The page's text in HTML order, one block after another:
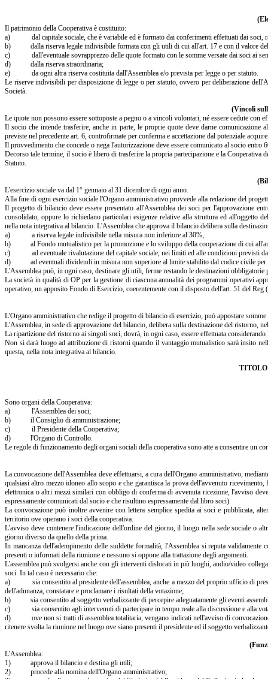
Il patrimonio della Cooperativa è costituito:
a) dal capitale sociale, che è variabile ed è formato dai conferimenti effettuati dai soci,
b) dalla riserva legale indivisibile formata con gli utili di cui all'art. 17 e con il valore delle
c) dall'eventuale sovrapprezzo delle quote formato con le somme versate dai soci ai
d) dalla riserva straordinaria;
e) da ogni altra riserva costituita dall'Assemblea e/o prevista per legge o per statuto.
Le riserve indivisibili per disposizione di legge o per statuto, ovvero per deliberazione
Società.
(Vincoli
Le quote non possono essere sottoposte a pegno o a vincoli volontari, né essere cedute con
Il socio che intende trasferire, anche in parte, le proprie quote deve darne comunicazione
previste nel precedente art. 6, controfirmate per conferma e accettazione dal potenziale
Il provvedimento che concede o nega l'autorizzazione deve essere comunicato al socio entro
Decorso tale termine, il socio è libero di trasferire la propria partecipazione e la
Statuto.
L'esercizio sociale va dal 1° gennaio al 31 dicembre di ogni anno.
Alla fine di ogni esercizio sociale l'Organo amministrativo provvede alla redazione del
Il progetto di bilancio deve essere presentato all'Assemblea dei soci per l'approvazione
consolidato, oppure lo richiedano particolari esigenze relative alla struttura ed all'oggetto
nella nota integrativa al bilancio. L'Assemblea che approva il bilancio delibera sulla
a) a riserva legale indivisibile nella misura non inferiore al 30%;
b) al Fondo mutualistico per la promozione e lo sviluppo della cooperazione di cui
c) ad eventuale rivalutazione del capitale sociale, nei limiti ed alle condizioni previsti
d) ad eventuali dividendi in misura non superiore al limite stabilito dal codice civile per
L'Assemblea può, in ogni caso, destinare gli utili, ferme restando le destinazioni
La società in qualità di OP per la gestione di ciascuna annualità dei programmi operativi
operativo, un apposito Fondo di Esercizio, coerentemente con il disposto dell'art. 51 del
L'Organo amministrativo che redige il progetto di bilancio di esercizio, può appostare
L'Assemblea, in sede di approvazione del bilancio, delibera sulla destinazione del ristorno,
La ripartizione del ristorno ai singoli soci, dovrà, in ogni caso, essere effettuata
Non si darà luogo ad attribuzione di ristorni quando il vantaggio mutualistico sarà insito
questa, nella nota integrativa al bilancio.
Sono organi della Cooperativa:
a) l'Assemblea dei soci;
b) il Consiglio di amministrazione;
c) il Presidente della Cooperativa;
d) l'Organo di Controllo.
Le regole di funzionamento degli organi sociali della cooperativa sono atte a consentire un
La convocazione dell'Assemblea deve effettuarsi, a cura dell'Organo amministrativo,
qualsiasi altro mezzo idoneo allo scopo e che garantisca la prova dell'avvenuto
elettronica o altri mezzi similari con obbligo di conferma di avvenuta ricezione, l'avviso
espressamente comunicati dal socio e che risultino espressamente dal libro soci).
La convocazione può inoltre avvenire con lettera semplice spedita ai soci e pubblicata,
territorio ove operano i soci della cooperativa.
L'avviso deve contenere l'indicazione dell'ordine del giorno, il luogo nella sede sociale o
giorno diverso da quello della prima.
In mancanza dell'adempimento delle suddette formalità, l'Assemblea si reputa
presenti o informati della riunione e nessuno si oppone alla trattazione degli argomenti.
L'assemblea può svolgersi anche con gli interventi dislocati in più luoghi, audio/video
soci. In tal caso è necessario che:
a) sia consentito al presidente dell'assemblea, anche a mezzo del proprio ufficio di
dell'adunanza, constatare e proclamare i risultati della votazione;
b) sia consentito al soggetto verbalizzante di percepire adeguatamente gli eventi
c) sia consentito agli intervenuti di partecipare in tempo reale alla discussione e alla
d) ove non si tratti di assemblea totalitaria, vengano indicati nell'avviso di
ritenere svolta la riunione nel luogo ove siano presenti il presidente ed il soggetto
L'Assemblea:
1) approva il bilancio e destina gli utili;
2) procede alla nomina dell'Organo amministrativo;